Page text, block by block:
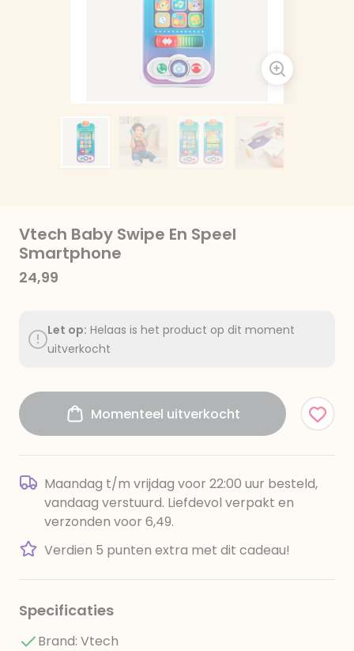
Vtech Baby Swipe En Speel
Smartphone
24,99
Let op: Helaas is het product op dit moment
uitverkocht
Momenteel uitverkocht
Maandag t/m vrijdag voor 22:00 uur besteld,
vandaag verstuurd. Liefdevol verpakt en
verzonden voor 6,49.
Verdien 5 punten extra met dit cadeau!
Specificaties
Brand: Vtech